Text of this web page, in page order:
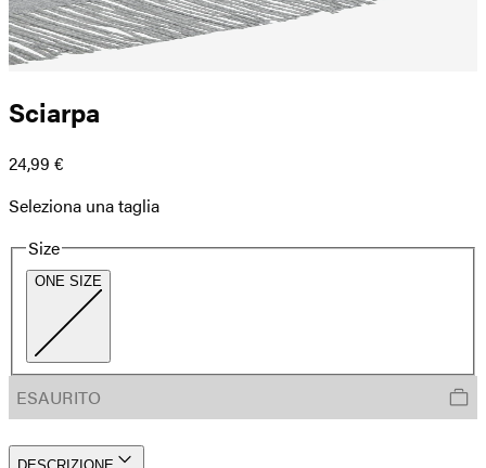
Sciarpa
24,99 €
Seleziona una taglia
Size
ONE SIZE
ESAURITO